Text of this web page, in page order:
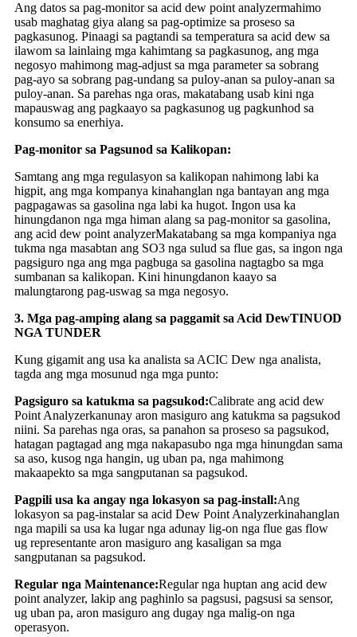
Ang datos sa pag-monitor sa acid dew point analyzermahimo
usab maghatag giya alang sa pag-optimize sa proseso sa
pagkasunog. Pinaagi sa pagtandi sa temperatura sa acid dew sa
ilawom sa lainlaing mga kahimtang sa pagkasunog, ang mga
negosyo mahimong mag-adjust sa mga parameter sa sobrang
pag-ayo sa sobrang pag-undang sa puloy-anan sa puloy-anan sa
puloy-anan. Sa parehas nga oras, makatabang usab kini nga
mapauswag ang pagkaayo sa pagkasunog ug pagkunhod sa
konsumo sa enerhiya.
Pag-monitor sa Pagsunod sa Kalikopan:
Samtang ang mga regulasyon sa kalikopan nahimong labi ka
higpit, ang mga kompanya kinahanglan nga bantayan ang mga
pagpagawas sa gasolina nga labi ka hugot. Ingon usa ka
hinungdanon nga mga himan alang sa pag-monitor sa gasolina,
ang acid dew point analyzerMakatabang sa mga kompaniya nga
tukma nga masabtan ang SO3 nga sulud sa flue gas, sa ingon nga
pagsiguro nga ang mga pagbuga sa gasolina nagtagbo sa mga
sumbanan sa kalikopan. Kini hinungdanon kaayo sa
malungtarong pag-uswag sa mga negosyo.
3. Mga pag-amping alang sa paggamit sa Acid DewTINUOD
NGA TUNDER
Kung gigamit ang usa ka analista sa ACIC Dew nga analista,
tagda ang mga mosunud nga mga punto:
Pagsiguro sa katukma sa pagsukod:Calibrate ang acid dew
Point Analyzerkanunay aron masiguro ang katukma sa pagsukod
niini. Sa parehas nga oras, sa panahon sa proseso sa pagsukod,
hatagan pagtagad ang mga nakapasubo nga mga hinungdan sama
sa aso, kusog nga hangin, ug uban pa, nga mahimong
makaapekto sa mga sangputanan sa pagsukod.
Pagpili usa ka angay nga lokasyon sa pag-install:Ang
lokasyon sa pag-instalar sa acid Dew Point Analyzerkinahanglan
nga mapili sa usa ka lugar nga adunay lig-on nga flue gas flow
ug representante aron masiguro ang kasaligan sa mga
sangputanan sa pagsukod.
Regular nga Maintenance:Regular nga huptan ang acid dew
point analyzer, lakip ang paghinlo sa pagsusi, pagsusi sa sensor,
ug uban pa, aron masiguro ang dugay nga malig-on nga
operasyon.